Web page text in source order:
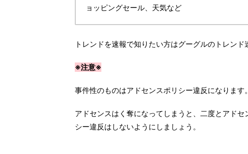
ョッピングセール、天気など
トレンドを速報で知りたい方はグーグルのトレン
※注意※
事件性のものはアドセンスポリシー違反になります。
アドセンスはく奪になってしまうと、二度とアド
シー違反はしないようにしましょう。